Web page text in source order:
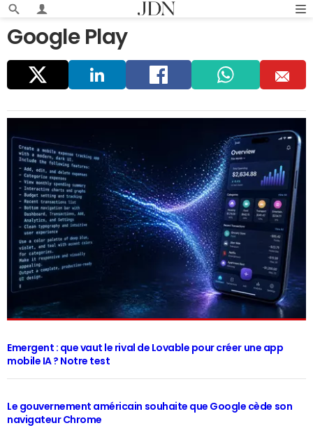
Google Play
app m
ail
Emergent : que vaut le rival de Lovable pour créer une app
mobile IA ? Notre test
Le gouvernement américain souhaite que Google cède son
navigateur Chrome